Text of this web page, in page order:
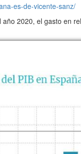
es-de-vicente-sanz/
2020, el gasto en